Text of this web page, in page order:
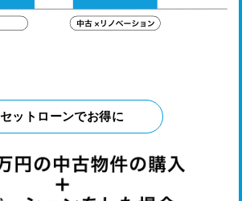
セットローンでお得に